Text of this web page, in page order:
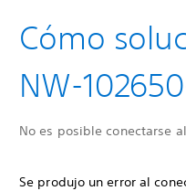
Cómo
NW-
No es posible conectarse
Se produjo un error al